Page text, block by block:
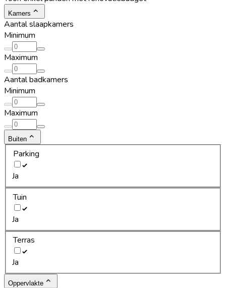
Kamers
Aantal slaapkamers
Minimum
Maximum
Aantal badkamers
Minimum
Maximum
Buiten
Parking
Ja
Tuin
Ja
Terras
Ja
Oppervlakte